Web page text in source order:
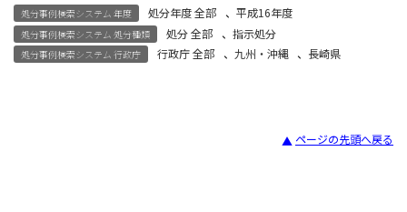
処分事例検索システム 年度 処分年度 全部 、 平成16年度
処分事例検索システム 処分種類 処分 全部 、 指示処分
処分事例検索システム 行政庁 行政庁 全部 、 九州・沖縄 、 長崎県
ページの先頭へ戻る